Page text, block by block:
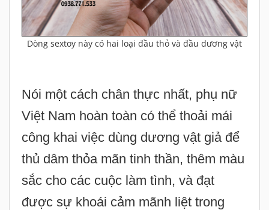
Dòng sextoy này có hai loại đầu thỏ và đầu dương vật
Nói một cách chân thực nhất, phụ nữ
Việt Nam hoàn toàn có thể thoải mái
công khai việc dùng dương vật giả để
thủ dâm thỏa mãn tinh thần, thêm màu
sắc cho các cuộc làm tình, và đạt
được sự khoái cảm mãnh liệt trong